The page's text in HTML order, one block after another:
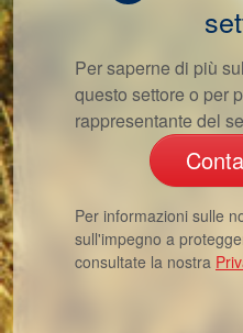
Per saperne di più
questo settore o per
rappresentante del
Per informazioni sulle
sull'impegno a
consultate la nostra